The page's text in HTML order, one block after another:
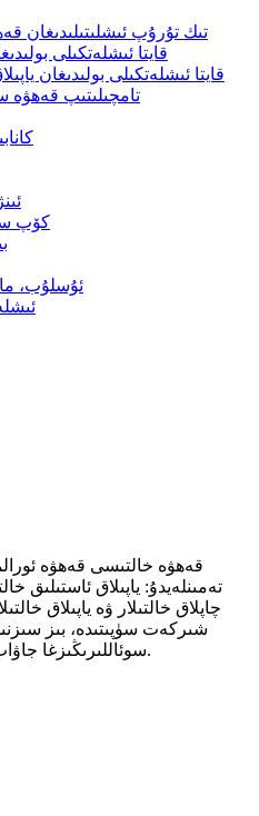
تىك تۇرۇپ ئىشلىتىلىدىغان
قايتا ئىشلەتكىلى
قايتا ئىشلەتكىلى بولىدىغان
تامچىلىتىپ قەھۋە
كۆپ
ئۇسلۇب،
تەمىنلەيدۇ: ياپىلاق ئاستىلىق
چاپلاق خالتىلار ۋە ياپىلاق
شىركەت سۈپىتىدە، بىز
سوئاللىرىڭىزغا جاۋاب بېرىش ئۈچۈن بۇ يەردە تۇرىمىز.